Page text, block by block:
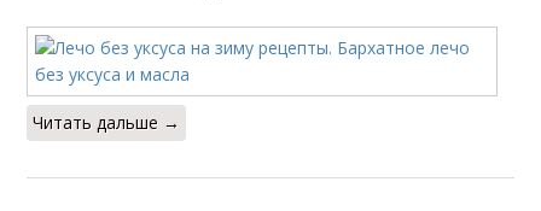
Читать дальше →